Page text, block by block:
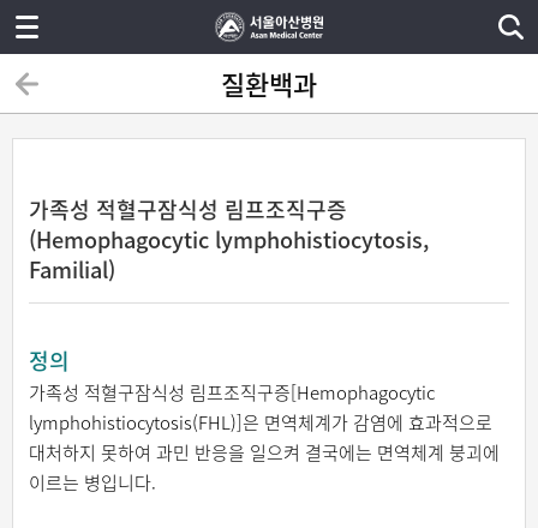
질환백과
가족성 적혈구잠식성 림프조직구증
(Hemophagocytic lymphohistiocytosis,
Familial)
정의
가족성 적혈구잠식성 림프조직구증[Hemophagocytic
lymphohistiocytosis(FHL)]은 면역체계가 감염에 효과적으로
대처하지 못하여 과민 반응을 일으켜 결국에는 면역체계 붕괴에
이르는 병입니다.